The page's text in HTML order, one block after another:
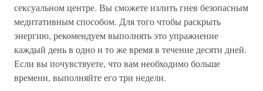
сексуальном центре. Вы сможете излить гнев безопасным
медитативным способом. Для того чтобы раскрыть
энергию, рекомендуем выполнять это упражнение
каждый день в одно и то же время в течение десяти дней.
Если вы почувствуете, что вам необходимо больше
времени, выполняйте его три недели.